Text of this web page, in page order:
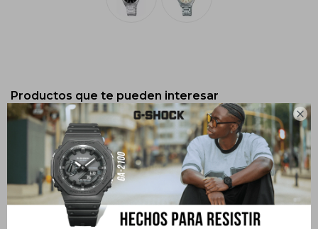

Productos que te pueden interesar